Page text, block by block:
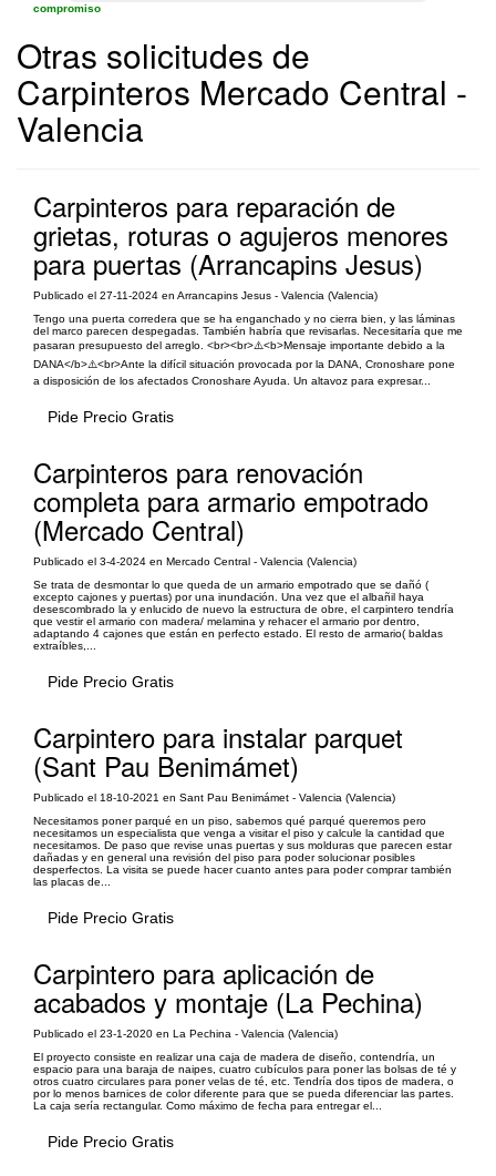
compromiso
Otras solicitudes de
Carpinteros Mercado Central -
Valencia
Carpinteros para reparación de
grietas, roturas o agujeros menores
para puertas (Arrancapins Jesus)
Publicado el 27-11-2024 en Arrancapins Jesus - Valencia (Valencia)
Tengo una puerta corredera que se ha enganchado y no cierra bien, y las láminas
del marco parecen despegadas. También habría que revisarlas. Necesitaría que me
pasaran presupuesto del arreglo. <br><br>⚠️<b>Mensaje importante debido a la
DANA</b>⚠️<br>Ante la difícil situación provocada por la DANA, Cronoshare pone
a disposición de los afectados Cronoshare Ayuda. Un altavoz para expresar...
Pide Precio Gratis
Carpinteros para renovación
completa para armario empotrado
(Mercado Central)
Publicado el 3-4-2024 en Mercado Central - Valencia (Valencia)
Se trata de desmontar lo que queda de un armario empotrado que se dañó (
excepto cajones y puertas) por una inundación. Una vez que el albañil haya
desescombrado la y enlucido de nuevo la estructura de obre, el carpintero tendría
que vestir el armario con madera/ melamina y rehacer el armario por dentro,
adaptando 4 cajones que están en perfecto estado. El resto de armario( baldas
extraíbles,...
Pide Precio Gratis
Carpintero para instalar parquet
(Sant Pau Benimámet)
Publicado el 18-10-2021 en Sant Pau Benimámet - Valencia (Valencia)
Necesitamos poner parqué en un piso, sabemos qué parqué queremos pero
necesitamos un especialista que venga a visitar el piso y calcule la cantidad que
necesitamos. De paso que revise unas puertas y sus molduras que parecen estar
dañadas y en general una revisión del piso para poder solucionar posibles
desperfectos. La visita se puede hacer cuanto antes para poder comprar también
las placas de...
Pide Precio Gratis
Carpintero para aplicación de
acabados y montaje (La Pechina)
Publicado el 23-1-2020 en La Pechina - Valencia (Valencia)
El proyecto consiste en realizar una caja de madera de diseño, contendría, un
espacio para una baraja de naipes, cuatro cubículos para poner las bolsas de té y
otros cuatro circulares para poner velas de té, etc. Tendría dos tipos de madera, o
por lo menos barnices de color diferente para que se pueda diferenciar las partes.
La caja sería rectangular. Como máximo de fecha para entregar el...
Pide Precio Gratis